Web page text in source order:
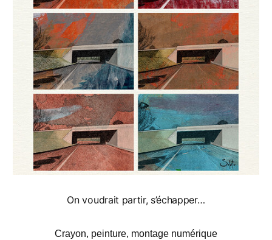
On voudrait partir, s’échapper…
Crayon, peinture, montage numérique